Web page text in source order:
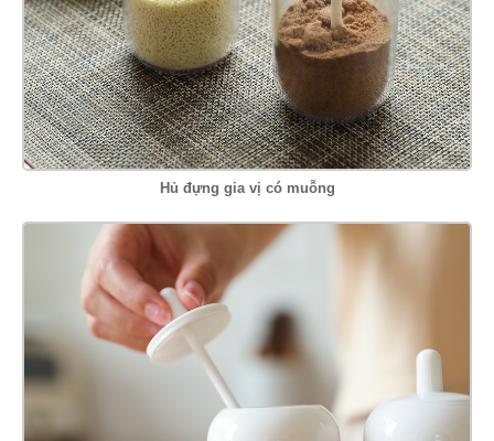
Hủ đựng gia vị có muỗng